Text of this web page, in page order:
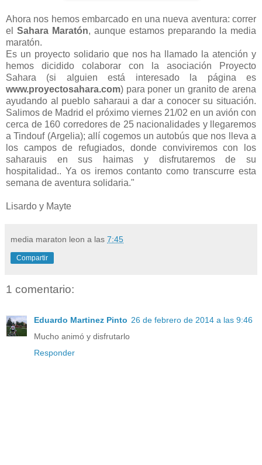
Ahora nos hemos embarcado en una nueva aventura: correr
el Sahara Maratón, aunque estamos preparando la media
maratón.
Es un proyecto solidario que nos ha llamado la atención y
hemos dicidido colaborar con la asociación Proyecto
Sahara (si alguien está interesado la página es
www.proyectosahara.com) para poner un granito de arena
ayudando al pueblo saharaui a dar a conocer su situación.
Salimos de Madrid el próximo viernes 21/02 en un avión con
cerca de 160 corredores de 25 nacionalidades y llegaremos
a Tindouf (Argelia); allí cogemos un autobús que nos lleva a
los campos de refugiados, donde conviviremos con los
saharauis en sus haimas y disfrutaremos de su
hospitalidad.. Ya os iremos contanto como transcurre esta
semana de aventura solidaria."
Lisardo y Mayte
media maraton leon a las 7:45
Compartir
1 comentario:
Eduardo Martinez Pinto 26 de febrero de 2014 a las 9:46
Mucho animó y disfrutarlo
Responder